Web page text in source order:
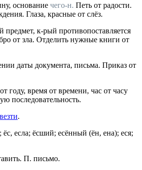
основание чего-н. Петь от радости.
Глаза, красные от слёз.
предмет, к-рый противопоставляется
от зла. Отделить нужные книги от
даты документа, письма. Приказ от
году, время от времени, час от часу
последовательность.
.
ёс, есла; ёсший; есённый (ён, ена); еся;
П. письмо.